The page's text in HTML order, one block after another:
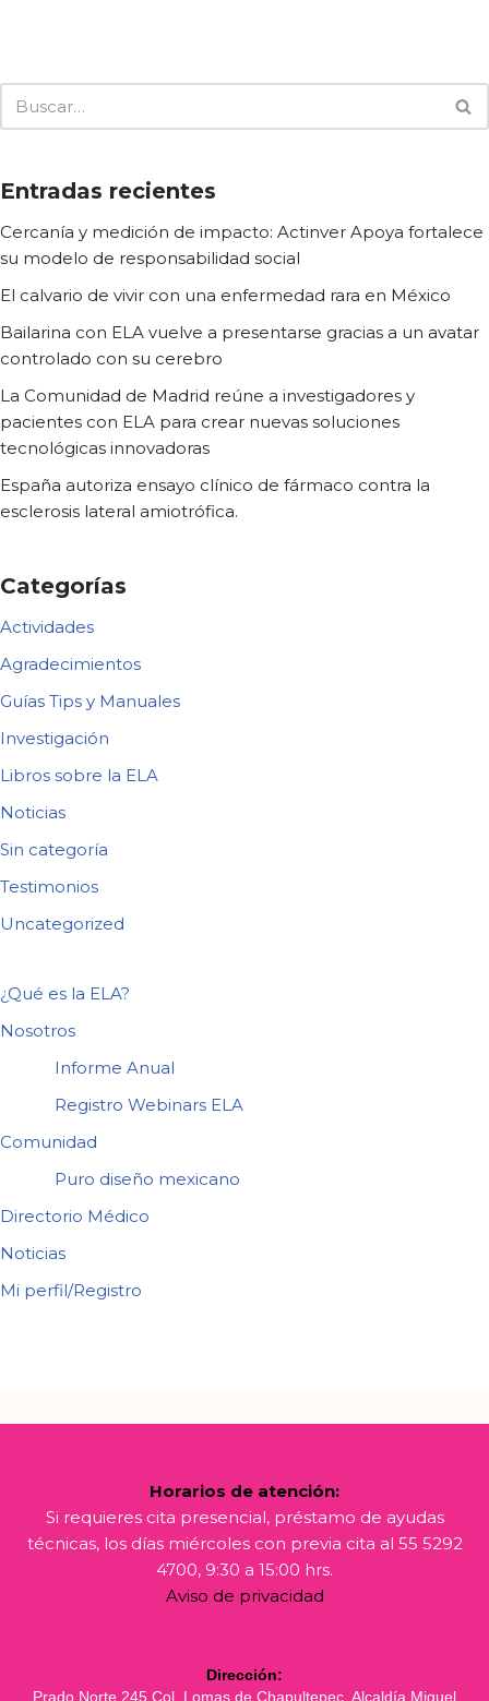
Entradas recientes
Cercanía y medición de impacto: Actinver Apoya fortalece
su modelo de responsabilidad social
El calvario de vivir con una enfermedad rara en México
Bailarina con ELA vuelve a presentarse gracias a un avatar
controlado con su cerebro
La Comunidad de Madrid reúne a investigadores y
pacientes con ELA para crear nuevas soluciones
tecnológicas innovadoras
España autoriza ensayo clínico de fármaco contra la
esclerosis lateral amiotrófica.
Categorías
Actividades
Agradecimientos
Guías Tips y Manuales
Investigación
Libros sobre la ELA
Noticias
Sin categoría
Testimonios
Uncategorized
¿Qué es la ELA?
Nosotros
Informe Anual
Registro Webinars ELA
Comunidad
Puro diseño mexicano
Directorio Médico
Noticias
Mi perfil/Registro
Horarios de atención:
Si requieres cita presencial, préstamo de ayudas
técnicas, los días miércoles con previa cita al 55 5292
4700, 9:30 a 15:00 hrs.
Aviso de privacidad
Dirección:
Prado Norte 245 Col. Lomas de Chapultepec, Alcaldía Miguel